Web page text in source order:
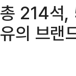
총 214석,
유의 브랜